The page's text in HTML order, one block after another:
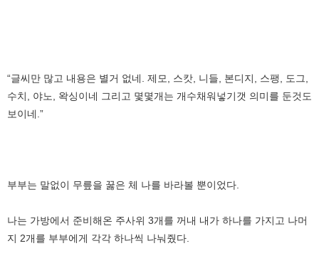
“글씨만 많고 내용은 별거 없네. 제모, 스캇, 니들, 본디지, 스팽, 도그,
수치, 야노, 왁싱이네 그리고 몇몇개는 개수채워넣기갯 의미를 둔것도
보이네.”
부부는 말없이 무릎을 꿇은 체 나를 바라볼 뿐이었다.
나는 가방에서 준비해온 주사위 3개를 꺼내 내가 하나를 가지고 나머
지 2개를 부부에게 각각 하나씩 나눠줬다.